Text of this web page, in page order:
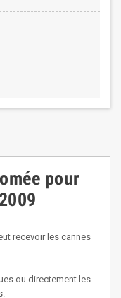
pour
recevoir les cannes
ou directement les